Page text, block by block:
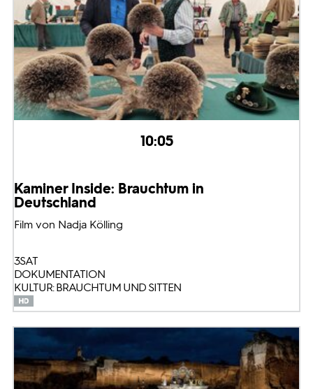
10:05
Kaminer Inside: Brauchtum in
Deutschland
Film von Nadja Kölling
3SAT
DOKUMENTATION
KULTUR: BRAUCHTUM UND SITTEN